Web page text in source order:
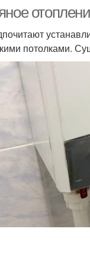
потолками.